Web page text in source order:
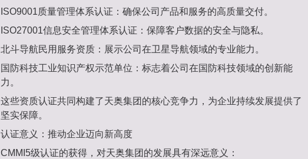
ISO9001质量管理体系认证‌：确保公司产品和服务的高质量交付。
ISO27001信息安全管理体系认证‌：保障客户数据的安全与隐私。
北斗导航民用服务资质‌：展示公司在卫星导航领域的专业能力。
国防科技工业知识产权示范单位‌：标志着公司在国防科技领域的创新能
力。
这些资质认证共同构建了天奥集团的核心竞争力，为企业持续发展提供了
坚实保障。
认证意义：推动企业迈向新高度‌
CMMI5级认证的获得，对天奥集团的发展具有深远意义：